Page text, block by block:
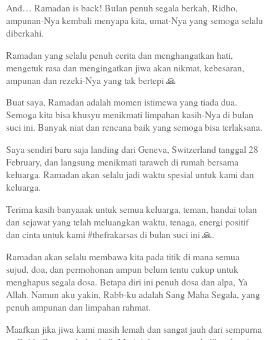
And… Ramadan is back! Bulan penuh segala berkah, Ridho,
ampunan-Nya kembali menyapa kita, umat-Nya yang semoga selalu
diberkahi.
Ramadan yang selalu penuh cerita dan menghangatkan hati,
mengetuk rasa dan mengingatkan jiwa akan nikmat, kebesaran,
ampunan dan rezeki-Nya yang tak bertepi 🙏
Buat saya, Ramadan adalah momen istimewa yang tiada dua.
Semoga kita bisa khusyu menikmati limpahan kasih-Nya di bulan
suci ini. Banyak niat dan rencana baik yang semoga bisa terlaksana.
Saya sendiri baru saja landing dari Geneva, Switzerland tanggal 28
February, dan langsung menikmati taraweh di rumah bersama
keluarga. Ramadan akan selalu jadi waktu spesial untuk kami dan
keluarga.
Terima kasih banyaaak untuk semua keluarga, teman, handai tolan
dan sejawat yang telah meluangkan waktu, tenaga, energi positif
dan cinta untuk kami #thefrakarsas di bulan suci ini 🙏.
Ramadan akan selalu membawa kita pada titik di mana semua
sujud, doa, dan permohonan ampun belum tentu cukup untuk
menghapus segala dosa. Betapa diri ini penuh dosa dan alpa, Ya
Allah. Namun aku yakin, Rabb-ku adalah Sang Maha Segala, yang
penuh ampunan dan limpahan rahmat.
Maafkan jika jiwa kami masih lemah dan sangat jauh dari sempurna